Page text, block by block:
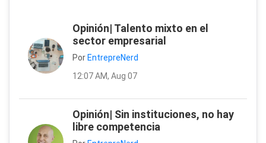
Opinión| Talento mixto en el
sector empresarial
Por EntrepreNerd
12:07 AM, Aug 07
Opinión| Sin instituciones, no hay
libre competencia